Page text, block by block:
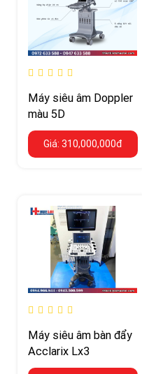
Máy siêu âm Doppler
màu 5D
Giá: 310,000,000đ
Máy siêu âm bàn đẩy
Acclarix Lx3